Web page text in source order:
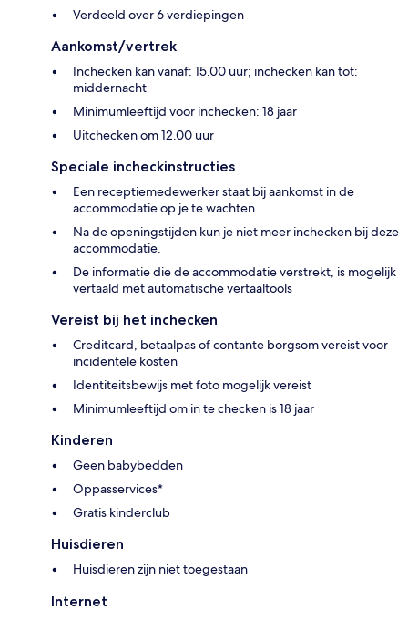
Verdeeld over 6 verdiepingen
Aankomst/vertrek
Inchecken kan vanaf: 15.00 uur; inchecken kan tot:
middernacht
Minimumleeftijd voor inchecken: 18 jaar
Uitchecken om 12.00 uur
Speciale incheckinstructies
Een receptiemedewerker staat bij aankomst in de
accommodatie op je te wachten.
Na de openingstijden kun je niet meer inchecken bij deze
accommodatie.
De informatie die de accommodatie verstrekt, is mogelijk
vertaald met automatische vertaaltools
Vereist bij het inchecken
Creditcard, betaalpas of contante borgsom vereist voor
incidentele kosten
Identiteitsbewijs met foto mogelijk vereist
Minimumleeftijd om in te checken is 18 jaar
Kinderen
Geen babybedden
Oppasservices*
Gratis kinderclub
Huisdieren
Huisdieren zijn niet toegestaan
Internet